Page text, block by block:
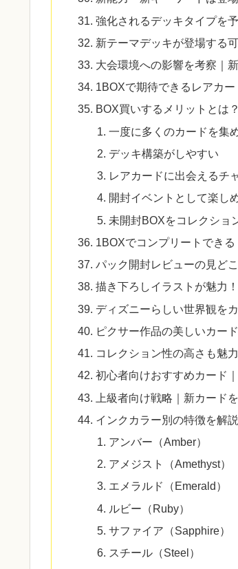
強化されるデッキタイプを
新テーマデッキが登場する
大会環境への影響を考察｜
1BOXで期待できるレアカ
BOX買いするメリットとは
一度に多くのカードを集
デッキ構築がしやすい
レアカードに出会えるチ
開封イベントとして楽し
未開封BOXをコレクショ
1BOXでコンプリートでき
パック開封レビューの見ど
描き下ろしイラストが魅力
ディズニーらしい世界観を
ピクサー作品の美しいカー
コレクション性の高さも魅
初心者向けおすすめカード
上級者向け戦略｜新カード
インクカラー別の特徴を解
アンバー（Amber）
アメジスト（Amethyst）
エメラルド（Emerald）
ルビー（Ruby）
サファイア（Sapphire）
スチール（Steel）